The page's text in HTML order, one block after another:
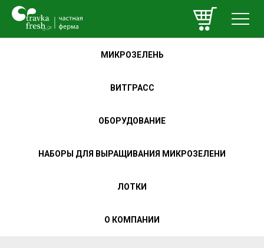
МИКРОЗЕЛЕНЬ
ВИТГРАСС
ОБОРУДОВАНИЕ
НАБОРЫ ДЛЯ ВЫРАЩИВАНИЯ МИКРОЗЕЛЕНИ
ЛОТКИ
О КОМПАНИИ